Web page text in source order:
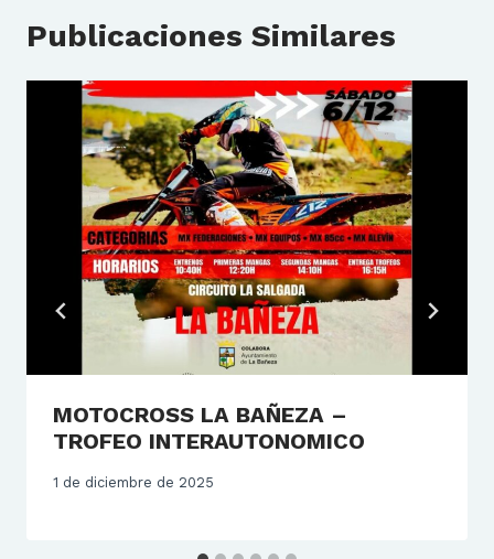
Publicaciones Similares
MOTOCROSS LA BAÑEZA –
TROFEO INTERAUTONOMICO
1 de diciembre de 2025